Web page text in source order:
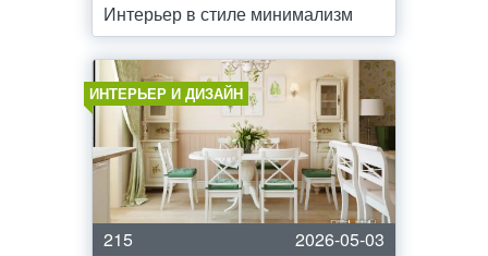
Интерьер в стиле минимализм
ИНТЕРЬЕР И ДИЗАЙН
215
2026-05-03